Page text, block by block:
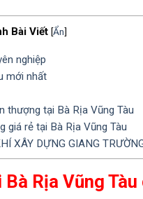
Bài Viết [Ẩn]
nghiệp
mới nhất
thượng tại Bà Rịa Vũng Tàu
giá rẻ tại Bà Rịa Vũng Tàu
XÂY DỰNG GIANG
Rịa Vũng